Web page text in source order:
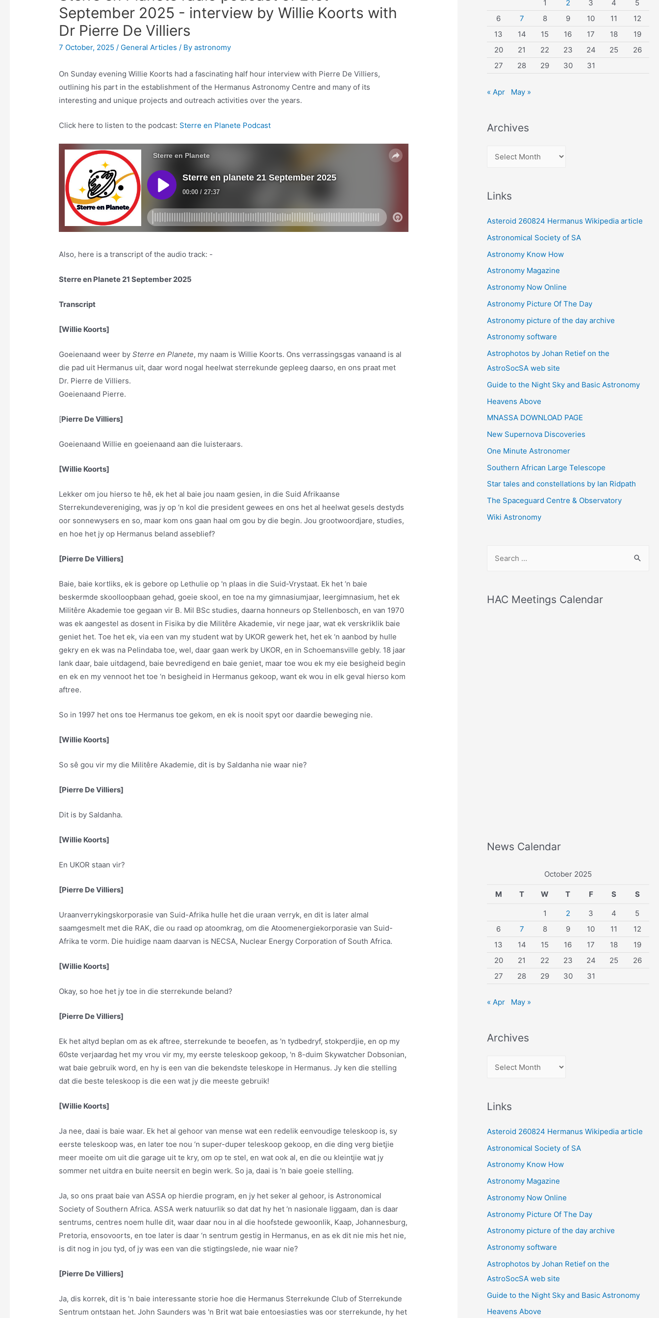
September 2025 - interview by Willie Koorts with
Dr Pierre De Villiers
7 October, 2025 / General Articles / Byastronomy
On Sunday evening Willie Koorts had a fascinating half hour interview with Pierre De Villiers,
outlining his part in the establishment of the Hermanus Astronomy Centre and many of its
interesting and unique projects and outreach activities over the years.
Click here to listen to the podcast: Sterre en Planete Podcast
Also, here is a transcript of the audio track: -
Sterre en Planete 21 September 2025
Transcript
[Willie Koorts]
Goeienaand weer bySterre en Planete, my naam is Willie Koorts. Ons verrassingsgas vanaand is al
die pad uit Hermanus uit, daar word nogal heelwat sterrekunde gepleeg daarso, en ons praat met
Dr. Pierre de Villiers.
Goeienaand Pierre.
[Pierre De Villiers]
Goeienaand Willie en goeienaand aan die luisteraars.
[Willie Koorts]
Lekker om jou hierso te hê, ek het al baie jou naam gesien, in die Suid Afrikaanse
Sterrekundevereniging, was jy op ‘n kol die president gewees en ons het al heelwat gesels destyds
oor sonnewysers en so, maar kom ons gaan haal om gou by die begin. Jou grootwoordjare, studies,
en hoe het jy op Hermanus beland asseblief?
[Pierre De Villiers]
Baie, baie kortliks, ek is gebore op Lethulie op 'n plaas in die Suid-Vrystaat. Ek het ‘n baie
beskermde skoolloopbaan gehad, goeie skool, en toe na my gimnasiumjaar, leergimnasium, het ek
Militêre Akademie toe gegaan vir B. Mil BSc studies, daarna honneurs op Stellenbosch, en van 1970
was ek aangestel as dosent in Fisika by die Militêre Akademie, vir nege jaar, wat ek verskriklik baie
geniet het. Toe het ek, via een van my student wat by UKOR gewerk het, het ek ‘n aanbod by hulle
gekry en ek was na Pelindaba toe, wel, daar gaan werk by UKOR, en in Schoemansville gebly. 18 jaar
lank daar, baie uitdagend, baie bevredigend en baie geniet, maar toe wou ek my eie besigheid begin
en ek en my vennoot het toe ‘n besigheid in Hermanus gekoop, want ek wou in elk geval hierso kom
aftree.
So in 1997 het ons toe Hermanus toe gekom, en ek is nooit spyt oor daardie beweging nie.
[Willie Koorts]
So sê gou vir my die Militêre Akademie, dit is by Saldanha nie waar nie?
[Pierre De Villiers]
Dit is by Saldanha.
[Willie Koorts]
En UKOR staan vir?
[Pierre De Villiers]
Uraanverrykingskorporasie van Suid-Afrika hulle het die uraan verryk, en dit is later almal
saamgesmelt met die RAK, die ou raad op atoomkrag, om die Atoomenergiekorporasie van Suid-
Afrika te vorm. Die huidige naam daarvan is NECSA, Nuclear Energy Corporation of South Africa.
[Willie Koorts]
Okay, so hoe het jy toe in die sterrekunde beland?
[Pierre De Villiers]
Ek het altyd beplan om as ek aftree, sterrekunde te beoefen, as 'n tydbedryf, stokperdjie, en op my
60ste verjaardag het my vrou vir my, my eerste teleskoop gekoop, 'n 8-duim Skywatcher Dobsonian,
wat baie gebruik word, en hy is een van die bekendste teleskope in Hermanus. Jy ken die stelling
dat die beste teleskoop is die een wat jy die meeste gebruik!
[Willie Koorts]
Ja nee, daai is baie waar. Ek het al gehoor van mense wat een redelik eenvoudige teleskoop is, sy
eerste teleskoop was, en later toe nou ‘n super-duper teleskoop gekoop, en die ding verg bietjie
meer moeite om uit die garage uit te kry, om op te stel, en wat ook al, en die ou kleintjie wat jy
sommer net uitdra en buite neersit en begin werk. So ja, daai is 'n baie goeie stelling.
Ja, so ons praat baie van ASSA op hierdie program, en jy het seker al gehoor, is Astronomical
Society of Southern Africa. ASSA werk natuurlik so dat dat hy het ‘n nasionale liggaam, dan is daar
sentrums, centres noem hulle dit, waar daar nou in al die hoofstede gewoonlik, Kaap, Johannesburg,
Pretoria, ensovoorts, en toe later is daar ‘n sentrum gestig in Hermanus, en as ek dit nie mis het nie,
is dit nog in jou tyd, of jy was een van die stigtingslede, nie waar nie?
[Pierre De Villiers]
Ja, dis korrek, dit is 'n baie interessante storie hoe die Hermanus Sterrekunde Club of Sterrekunde
Sentrum ontstaan het. John Saunders was 'n Brit wat baie entoesiasties was oor sterrekunde, hy het
1 2 3 4
5
6
7 8 9 10 11
12
13
14 15 16 17 18
19
20
21 22 23 24 25
26
27
28 29 30 31
« Apr May »
Archives
v
e
s
Links
Asteroid 260824 Hermanus Wikipedia article
Astronomical Society of SA
Astronomy Know How
Astronomy Magazine
Astronomy Now Online
Astronomy Picture Of The Day
Astronomy picture of the day archive
Astronomy software
Astrophotos by Johan Retief on the
AstroSocSA web site
Guide to the Night Sky and Basic Astronomy
Heavens Above
MNASSA DOWNLOAD PAGE
New Supernova Discoveries
One Minute Astronomer
Southern African Large Telescope
Star tales and constellations by Ian Ridpath
The Spaceguard Centre & Observatory
Wiki Astronomy
rHAC Meetings Calendar
News Calendar
October 2025
M T W T F S S
1 2 3 4
5
6
7 8 9 10 11
12
13
14 15 16 17 18
19
20
21 22 23 24 25
26
27
28 29 30 31
« Apr May »
Archives
v
e
s
Links
Asteroid 260824 Hermanus Wikipedia article
Astronomical Society of SA
Astronomy Know How
Astronomy Magazine
Astronomy Now Online
Astronomy Picture Of The Day
Astronomy picture of the day archive
Astronomy software
Astrophotos by Johan Retief on the
AstroSocSA web site
Guide to the Night Sky and Basic Astronomy
Heavens Above